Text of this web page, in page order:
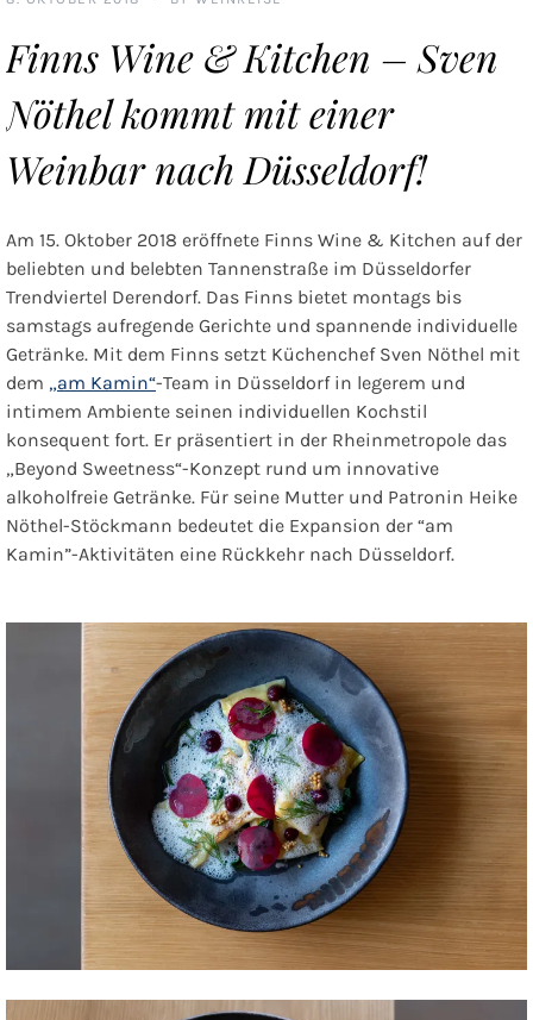
Finns Wine & Kitchen – Sven
Nöthel kommt mit einer
Weinbar nach Düsseldorf!
Am 15. Oktober 2018 eröffnete Finns Wine & Kitchen auf der
beliebten und belebten Tannenstraße im Düsseldorfer
Trendviertel Derendorf. Das Finns bietet montags bis
samstags aufregende Gerichte und spannende individuelle
Getränke. Mit dem Finns setzt Küchenchef Sven Nöthel mit
dem „am Kamin“-Team in Düsseldorf in legerem und
intimem Ambiente seinen individuellen Kochstil
konsequent fort. Er präsentiert in der Rheinmetropole das
„Beyond Sweetness“-Konzept rund um innovative
alkoholfreie Getränke. Für seine Mutter und Patronin Heike
Nöthel-Stöckmann bedeutet die Expansion der “am
Kamin”-Aktivitäten eine Rückkehr nach Düsseldorf.